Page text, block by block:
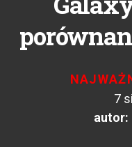
7
autor: